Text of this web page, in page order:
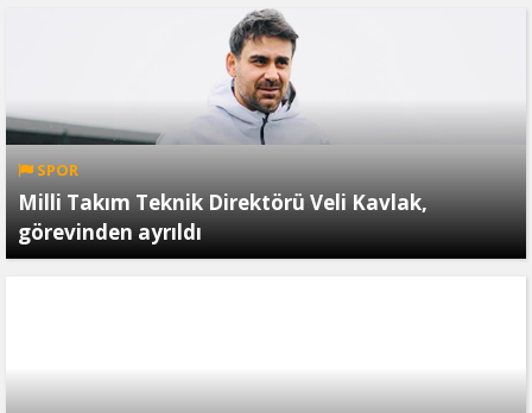
SPOR
Milli Takım Teknik Direktörü Veli Kavlak,
görevinden ayrıldı